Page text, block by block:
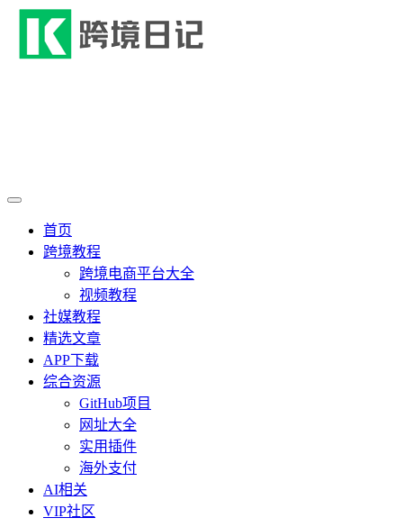
首页
跨境教程
跨境电商平台大全
视频教程
社媒教程
精选文章
APP下载
综合资源
GitHub项目
网址大全
实用插件
海外支付
AI相关
VIP社区